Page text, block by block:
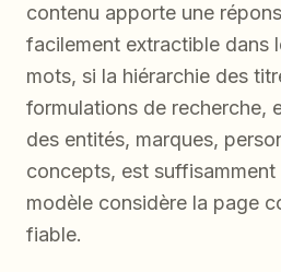
contenu apporte une
facilement extractible dans
mots, si la hiérarchie des
formulations de recherche,
des entités, marques,
concepts, est
modèle considère la page
fiable.